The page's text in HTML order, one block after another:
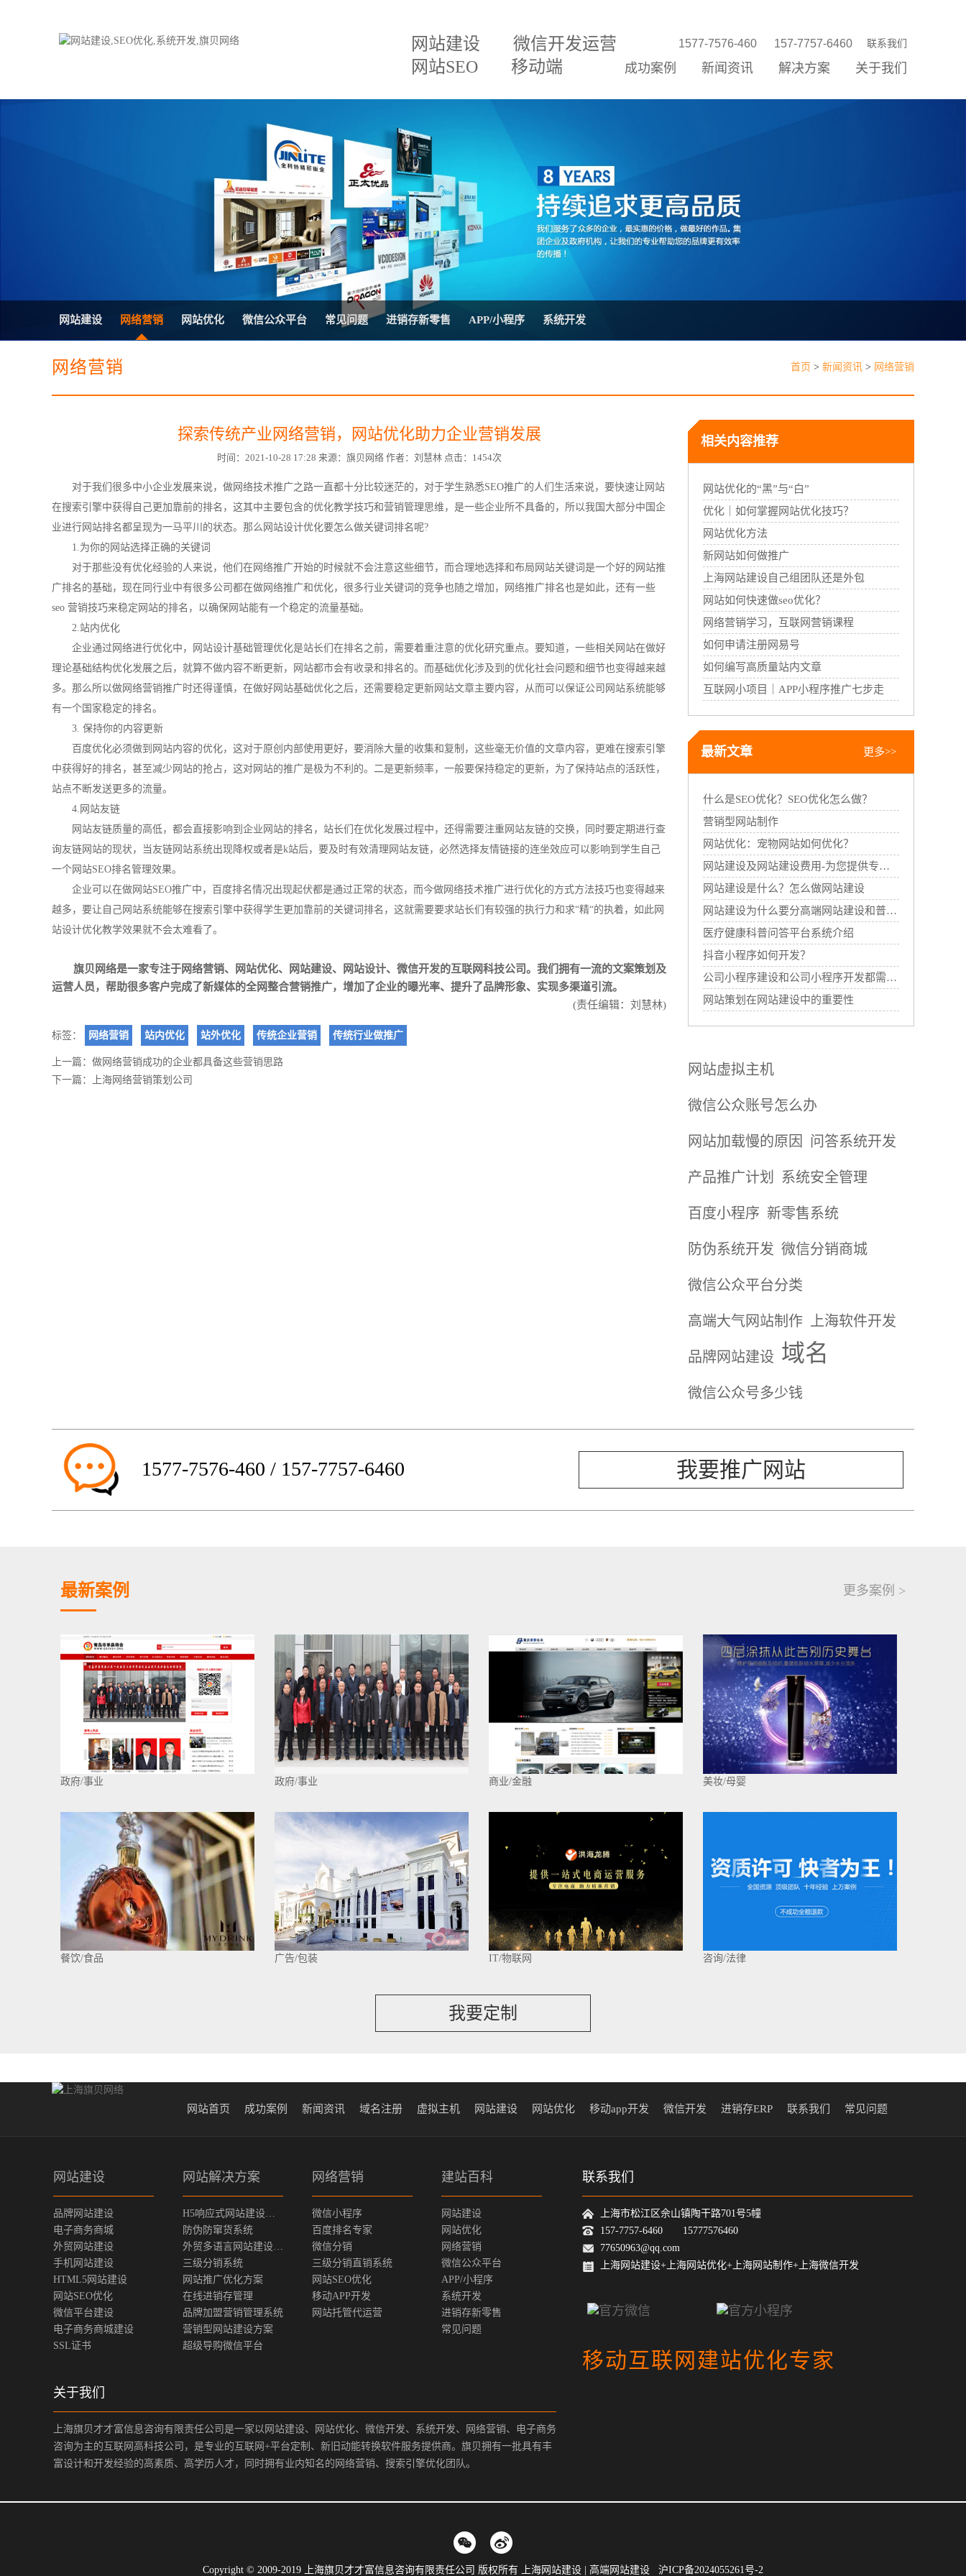
网站建设
微信开发运营
网站SEO
移动端
1577-7576-460 157-7757-6460 联系我们
成功案例 新闻资讯 解决方案 关于我们
微信平台建设
电子商务商城建设
H5响应式网站建设方案
防伪防窜货系统
外贸多语言网站建设方案
三级分销系统
网站推广优化方案
在线进销存管理
品牌加盟营销管理系统
营销型网站建设方案
微信小程序
百度排名专家
微信分销
三级分销直销系统
网站SEO优化
移动APP开发
网站托管代运营
关于我们
企业文化
招贤纳士
联系我们
公司公告
网站优化
网络营销
微信公众平台
进销存新零售
赋能线下门店，线上线下一体经营
网站建设 网络营销 网站优化 微信公众平台 常见问题 进销存新零售 APP/小程序 系统开发
网络营销 首页 > 新闻资讯 > 网络营销
探索传统产业网络营销，网站优化助力企业营销发展
时间：2021-10-28 17:28 来源：旗贝网络 作者：刘慧林 点击：1454次
对于我们很多中小企业发展来说，做网络技术推广之路一直都十分比较迷茫的，对于学生熟悉SEO推广的人们生活来说，要快速让网站
在搜索引擎中获得自己更加靠前的排名，这其中主要包含的优化教学技巧和营销管理思维，是一些企业所不具备的，所以我国大部分中国企
业进行网站排名都呈现为一马平川的状态。那么网站设计优化要怎么做关键词排名 呢?
1.为你的网站选择正确的关键词
对于那些没有优化经验的人来说，他们在网络推广开始的时候就不会注意这些细节，而合理地选择和布局网站关键词是一个好的网站推
广排名的基础，现在同行业中有很多公司都在做网络推广和优化，很多行业关键词的竞争也随之增加，网络推广排名也是如此，还有一些
seo 营销技巧来稳定网站的排名，以确保网站能有一个稳定的流量基础。
2.站内优化
企业通过网络进行优化中，网站设计基础管理优化是站长们在排名之前，需要着重注意的优化研究重点。要知道，一些相关网站在做好
理论基础结构优化发展之后，就算不做内容不断更新，网站都市会有收录和排名的。而基础优化涉及到的优化社会问题和细节也变得越来越
多。那么所以做网络营销推广时还得谨慎，在做好网站基础优化之后，还需要稳定更新网站文章主要内容，从而可以保证公司网站系统能够
有一个国家稳定的排名。
3. 保持你的内容更新
百度优化必须做到网站内容的优化，这对于原创内部使用更好，要消除大量的收集和复制，这些毫无价值的文章内容，更难在搜索引擎
中获得好的排名，甚至减少网站的抢占，这对网站的推广是极为不利的。二是更新频率，一般要保持稳定的更新，为了保持站点的活跃性，
站点不断发送更多的流量。
4.网站友链
网站友链质量的高低，都会直接影响到企业网站的排名，站长们在优化发展过程中，还得需要注重网站友链的交换，同时要定期进行查
询友链网站的现状，当友链网站系统出现降权或者是k站后，要及时有效清理网站友链，必然选择友情链接的连坐效应可以影响到学生自己
一个网站SEO排名管理效果。
企业可以在做网站SEO推广中，百度排名情况出现起伏都是通过正常的状态，而今做网络技术推广进行优化的方式方法技巧也变得越来
越多，要让自己网站系统能够在搜索引擎中获得学生更加靠前的关键词排名，这就需要要求站长们有较强的执行力和求“精“的执着，如此网
站设计优化教学效果就不会太难看了。
旗贝网络是一家专注于网络营销、 网站优化、 网站建设、 网站设计、 微信开发的互联网科技公司。我们拥有一流的文案策划及
运营人员，帮助很多客户完成了新媒体的全网整合营销推广，增加了企业的曝光率、提升了品牌形象、实现多渠道引流。
(责任编辑：刘慧林)
标签： 网络营销 站内优化 站外优化 传统企业营销 传统行业做推广
上一篇： 做网络营销成功的企业都具备这些营销思路
下一篇：
上海网络营销策划公司
相关内容推荐
网站优化的“黑”与“白”
优化｜如何掌握网站优化技巧？
网站优化方法
新网站如何做推广
上海网站建设自己组团队还是外包
网站如何快速做seo优化？
网络营销学习，互联网营销课程
如何申请注册网易号
如何编写高质量站内文章
互联网小项目｜APP小程序推广七步走
最新文章 更多>>
什么是SEO优化？SEO优化怎么做？
营销型网站制作
网站优化：宠物网站如何优化？
网站建设及网站建设费用-为您提供专业的网站建设服务
网站建设是什么？怎么做网站建设
网站建设为什么要分高端网站建设和普通网站建设
医疗健康科普问答平台系统介绍
抖音小程序如何开发？
公司小程序建设和公司小程序开发都需要哪些过程？
网站策划在网站建设中的重要性
网站虚拟主机
微信公众账号怎么办
网站加载慢的原因 问答系统开发
产品推广计划 系统安全管理
百度小程序 新零售系统
防伪系统开发 微信分销商城
微信公众平台分类
高端大气网站制作 上海软件开发
品牌网站建设 域名
微信公众号多少钱
1577-7576-460 / 157-7757-6460 我要推广网站
最新案例 更多案例 >
政府/事业 政府/事业 商业/金融 美妆/母婴
餐饮/食品 广告/包装 IT/物联网 咨询/法律
我要定制
网站首页 成功案例 新闻资讯 域名注册 虚拟主机 网站建设 网站优化 移动app开发 微信开发 进销存ERP 联系我们 常见问题
网站建设
品牌网站建设
电子商务商城
外贸网站建设
手机网站建设
HTML5网站建设
网站SEO优化
微信平台建设
电子商务商城建设
SSL证书
网站解决方案
H5响应式网站建设方案
防伪防窜货系统
外贸多语言网站建设方案
三级分销系统
网站推广优化方案
在线进销存管理
品牌加盟营销管理系统
营销型网站建设方案
超级导购微信平台
网络营销
微信小程序
百度排名专家
微信分销
三级分销直销系统
网站SEO优化
移动APP开发
网站托管代运营
建站百科
网站建设
网站优化
网络营销
微信公众平台
APP/小程序
系统开发
进销存新零售
常见问题
关于我们
上海旗贝才才富信息咨询有限责任公司是一家以网站建设、网站优化、微信开发、系统开发、网络营销、电子商务
咨询为主的互联网高科技公司，是专业的互联网+平台定制、新旧动能转换软件服务提供商。旗贝拥有一批具有丰
富设计和开发经验的高素质、高学历人才，同时拥有业内知名的网络营销、搜索引擎优化团队。
联系我们
上海市松江区佘山镇陶干路701号5幢
157-7757-6460 15777576460
77650963@qq.com
上海网站建设+上海网站优化+上海网站制作+上海微信开发
移动互联网建站优化专家
Copyright © 2009-2019 上海旗贝才才富信息咨询有限责任公司 版权所有 上海网站建设 | 高端网站建设 沪ICP备2024055261号-2